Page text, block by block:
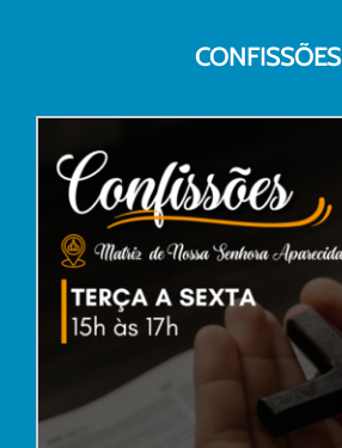
CONFISSÕES